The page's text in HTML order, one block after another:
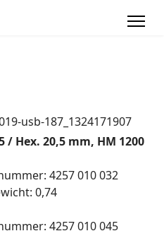
/ Hex. 20,5 mm, HM 1200
4257 010 032
0,74
4257 010 045